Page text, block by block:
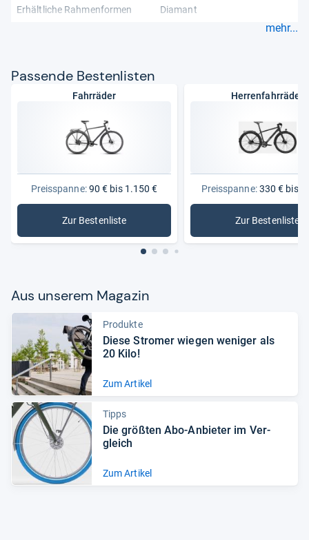
Erhältliche Rahmenformen Diamant
mehr...
Pas­sende Bes­ten­lis­ten
Fahrräder
Preisspanne:90 € bis 1.150 €
Zur Bestenliste
: Fahrräder
Herrenfahrräder
Preisspanne:330 € bis
Zur Bestenliste
:
Aus unse­rem Maga­zin
Produkte
Diese Stro­mer wie­gen weni­ger als
20 Kilo!
Zum Artikel
Tipps
Die größ­ten Abo-​Anbie­ter im Ver­
gleich
Zum Artikel